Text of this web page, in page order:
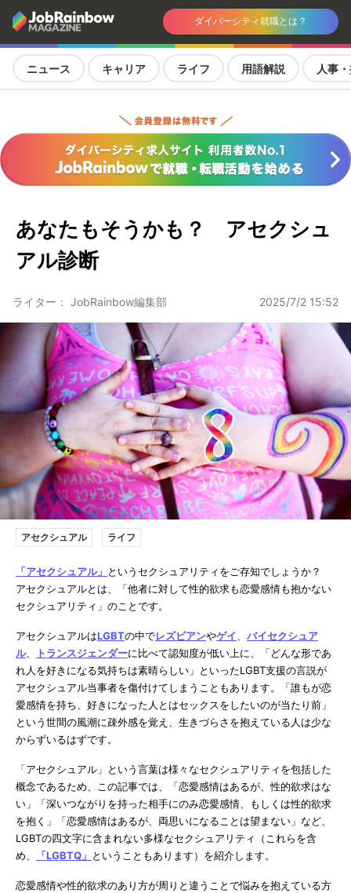
ダイバーシティ就職とは？
ニュース キャリア ライフ 用語解説 人事
あなたもそうかも？ アセクシュ
アル診断
ライター： JobRainbow編集部 2025/7/2 15:52
アセクシュアル ライフ
「アセクシュアル」 というセクシュアリティをご存知でしょうか？
アセクシュアルとは、「他者に対して性的欲求も恋愛感情も抱かない
セクシュアリティ」のことです。
アセクシュアルはLGBTの中でレズビアンやゲイ、 バイセクシュア
ル、 トランスジェンダーに比べて認知度が低い上に、「どんな形であ
れ人を好きになる気持ちは素晴らしい」といったLGBT支援の言説が
アセクシュアル当事者を傷付けてしまうこともあります。「誰もが恋
愛感情を持ち、好きになった人とはセックスをしたいのが当たり前」
という世間の風潮に疎外感を覚え、生きづらさを抱えている人は少な
からずいるはずです。
「アセクシュアル」という言葉は様々なセクシュアリティを包括した
概念であるため、この記事では、「恋愛感情はあるが、性的欲求はな
い」「深いつながりを持った相手にのみ恋愛感情、もしくは性的欲求
を抱く」「恋愛感情はあるが、両思いになることは望まない」など、
LGBTの四文字に含まれない多様なセクシュアリティ（これらを含
め、
「LGBTQ」 ということもあります）を紹介します。
恋愛感情や性的欲求のあり方が周りと違うことで悩みを抱えている方